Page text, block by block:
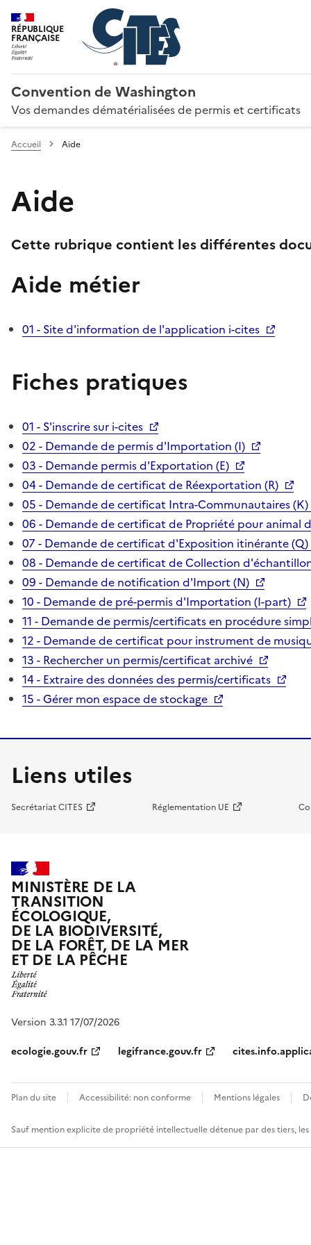
RÉPUBLIQUE
FRANÇAISE
Convention de Washington
Vos demandes dématérialisées de permis et certificats
Accueil Aide
Aide
Cette rubrique contient les différentes
Aide métier
01 - Site d'information de l'application i-cites
Fiches pratiques
01 - S'inscrire sur i-cites
02 - Demande de permis d'Importation (I)
03 - Demande permis d'Exportation (E)
04 - Demande de certificat de Réexportation (R)
05 - Demande de certificat Intra-Communautaires (K)
06 - Demande de certificat de Propriété pour animal
07 - Demande de certificat d'Exposition itinérante (Q)
08 - Demande de certificat de Collection
09 - Demande de notification d'Import (N)
10 - Demande de pré-permis d'Importation (I-part)
11 - Demande de permis/certificats en procédure
12 - Demande de certificat pour instrument de
13 - Rechercher un permis/certificat archivé
14 - Extraire des données des permis/certificats
15 - Gérer mon espace de stockage
Liens utiles
Secrétariat CITES Réglementation UE
MINISTÈRE DE LA
TRANSITION
ÉCOLOGIQUE,
DE LA BIODIVERSITÉ,
DE LA FORÊT, DE LA MER
ET DE LA PÊCHE
Version 3.3.1 17/07/2026
ecologie.gouv.fr
legifrance.gouv.fr
Plan du site Accessibilité: non conforme Mentions légales
Sauf mention explicite de propriété intellectuelle détenue par des tiers,